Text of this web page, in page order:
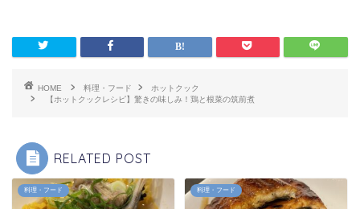
HOME 料理・フード
ホットクック
【ホットクックレシピ】驚きの味しみ！鶏と根菜の筑前煮
RELATED POST
料理・フード 料理・フード